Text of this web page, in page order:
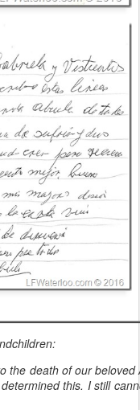
the death of our beloved
this. I still